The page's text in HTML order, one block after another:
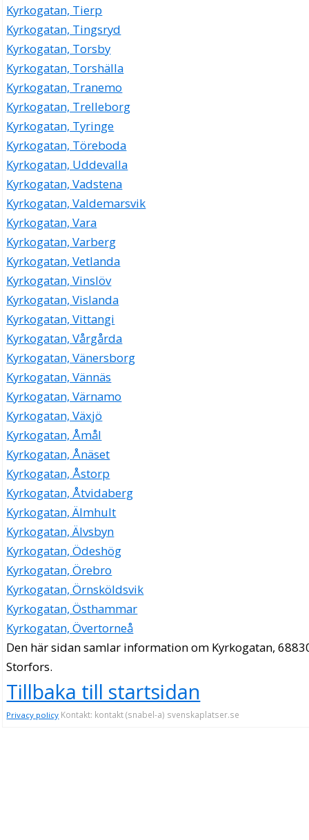
Kyrkogatan, Tierp
Kyrkogatan, Tingsryd
Kyrkogatan, Torsby
Kyrkogatan, Torshälla
Kyrkogatan, Tranemo
Kyrkogatan, Trelleborg
Kyrkogatan, Tyringe
Kyrkogatan, Töreboda
Kyrkogatan, Uddevalla
Kyrkogatan, Vadstena
Kyrkogatan, Valdemarsvik
Kyrkogatan, Vara
Kyrkogatan, Varberg
Kyrkogatan, Vetlanda
Kyrkogatan, Vinslöv
Kyrkogatan, Vislanda
Kyrkogatan, Vittangi
Kyrkogatan, Vårgårda
Kyrkogatan, Vänersborg
Kyrkogatan, Vännäs
Kyrkogatan, Värnamo
Kyrkogatan, Växjö
Kyrkogatan, Åmål
Kyrkogatan, Ånäset
Kyrkogatan, Åstorp
Kyrkogatan, Åtvidaberg
Kyrkogatan, Älmhult
Kyrkogatan, Älvsbyn
Kyrkogatan, Ödeshög
Kyrkogatan, Örebro
Kyrkogatan, Örnsköldsvik
Kyrkogatan, Östhammar
Kyrkogatan, Övertorneå
Den här sidan samlar information om Kyrkogatan,
Storfors.
Tillbaka till startsidan
Privacy policy Kontakt: kontakt (snabel-a) svenskaplatser.se